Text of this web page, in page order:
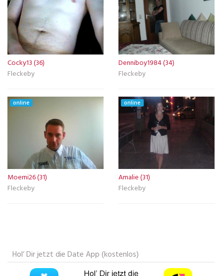
Cocky13 (36)
Fleckeby
Denniboy1984 (34)
Fleckeby
online
Moerni26 (31)
Fleckeby
online
Amalie (31)
Fleckeby
Hol‘ Dir jetzt die Date App (kostenlos)